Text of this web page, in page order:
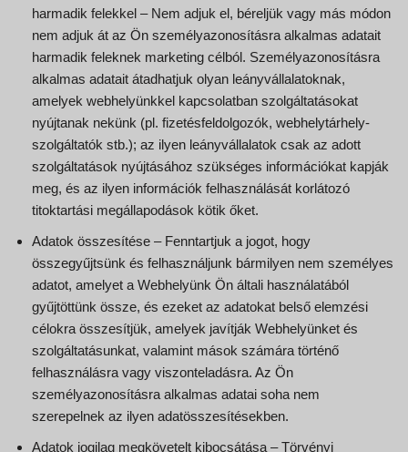
harmadik felekkel – Nem adjuk el, béreljük vagy más módon
nem adjuk át az Ön személyazonosításra alkalmas adatait
harmadik feleknek marketing célból. Személyazonosításra
alkalmas adatait átadhatjuk olyan leányvállalatoknak,
amelyek webhelyünkkel kapcsolatban szolgáltatásokat
nyújtanak nekünk (pl. fizetésfeldolgozók, webhelytárhely-
szolgáltatók stb.); az ilyen leányvállalatok csak az adott
szolgáltatások nyújtásához szükséges információkat kapják
meg, és az ilyen információk felhasználását korlátozó
titoktartási megállapodások kötik őket.
Adatok összesítése – Fenntartjuk a jogot, hogy
összegyűjtsünk és felhasználjunk bármilyen nem személyes
adatot, amelyet a Webhelyünk Ön általi használatából
gyűjtöttünk össze, és ezeket az adatokat belső elemzési
célokra összesítjük, amelyek javítják Webhelyünket és
szolgáltatásunkat, valamint mások számára történő
felhasználásra vagy viszonteladásra. Az Ön
személyazonosításra alkalmas adatai soha nem
szerepelnek az ilyen adatösszesítésekben.
Adatok jogilag megkövetelt kibocsátása – Törvényi